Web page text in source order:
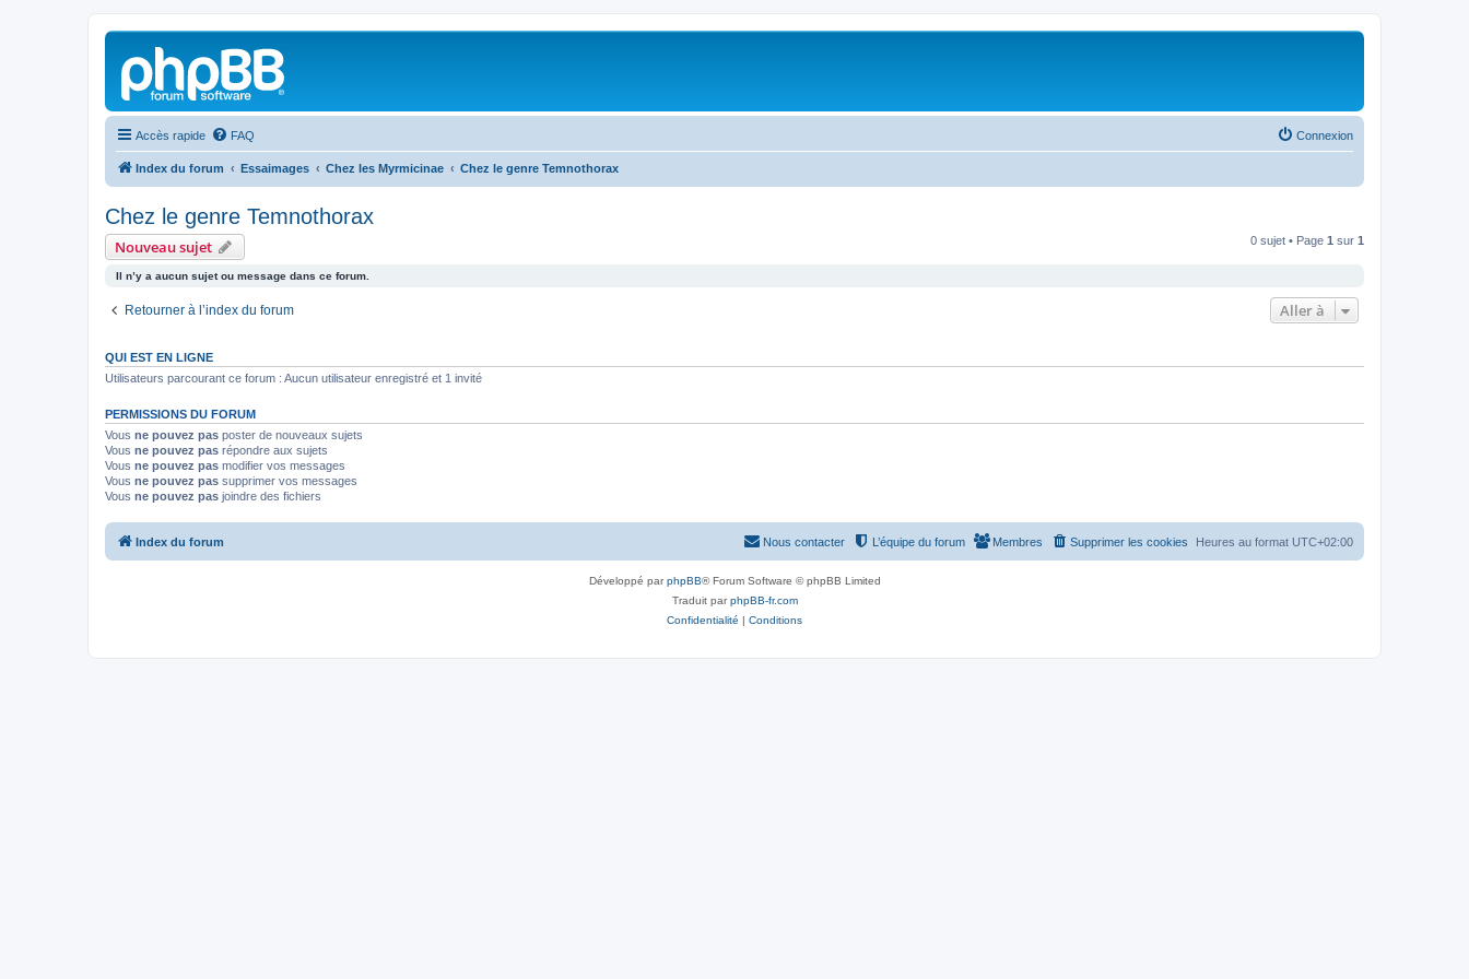
Accès rapide FAQ Connexion
Index du forum Essaimages Chez les Myrmicinae Chez le genre Temnothorax
Chez le genre Temnothorax
Nouveau sujet 0 sujet • Page 1 sur 1
Il n’y a aucun sujet ou message dans ce forum.
Retourner à l’index du forum Aller à
QUI EST EN LIGNE
Utilisateurs parcourant ce forum : Aucun utilisateur enregistré et 1 invité
PERMISSIONS DU FORUM
Vous ne pouvez pas poster de nouveaux sujets
Vous ne pouvez pas répondre aux sujets
Vous ne pouvez pas modifier vos messages
Vous ne pouvez pas supprimer vos messages
Vous ne pouvez pas joindre des fichiers
Index du forum Heures au format UTC+02:00
Supprimer les cookies
Membres
L’équipe du forum
Nous contacter
Développé parphpBB® Forum Software © phpBB Limited
Traduit parphpBB-fr.com
Confidentialité | Conditions